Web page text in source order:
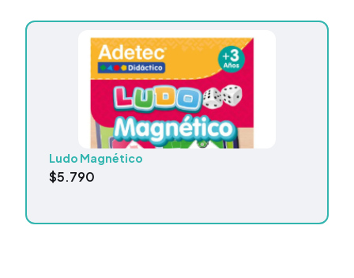
Ludo Magnético
$5.790